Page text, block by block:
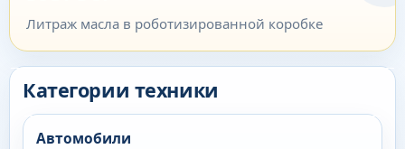
Литраж масла в роботизированной коробке
Категории техники
Автомобили